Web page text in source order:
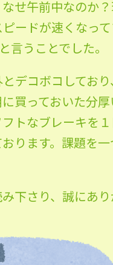
せ午前中なのか
ードが速くなっ
言うことでした。
デコボコしてお
買っておいた分
トなブレーキを
ります。課題を
下さり、誠にあり